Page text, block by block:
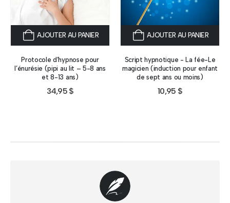
AJOUTER AU PANIER
Protocole d’hypnose pour
l’énurésie (pipi au lit – 5-8 ans
et 8-13 ans)
34,95 $
AJOUTER AU PANIER
Script hypnotique - La fée-Le
magicien (induction pour enfant
de sept ans ou moins)
10,95 $